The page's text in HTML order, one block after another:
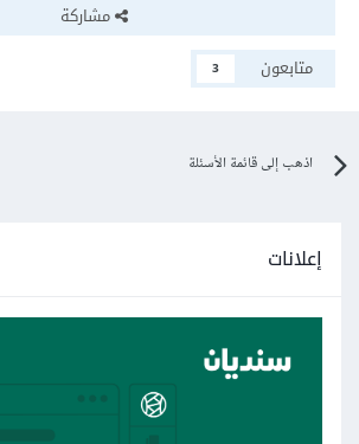
مشاركة
متابعون
3
اذهب إلى قائمة الأسئلة
إعلانات